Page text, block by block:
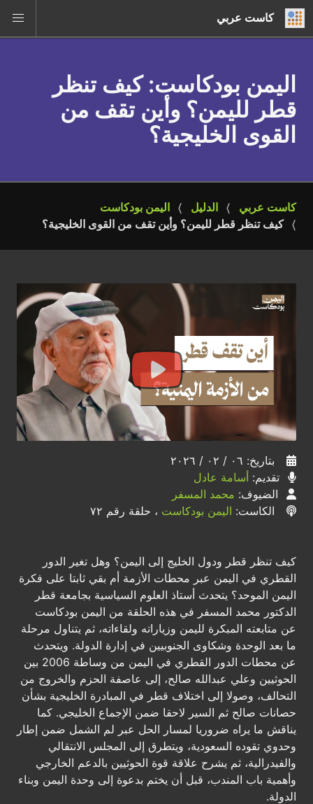
كاست عربي
اليمن بودكاست: كيف تنظر
قطر لليمن؟ وأين تقف من
القوى الخليجية؟
كاست عربي الدليل
اليمن بودكاست
كيف تنظر قطر لليمن؟ وأين تقف من القوى الخليجية؟
بتاريخ: ٠٦ / ٠٢ / ٢٠٢٦
تقديم: أسامة عادل
الضيوف: محمد المسفر
الكاست: اليمن بودكاست ، حلقة رقم ٧٢
كيف تنظر قطر ودول الخليج إلى اليمن؟ وهل تغير الدور
القطري في اليمن عبر محطات الأزمة أم بقي ثابتا على فكرة
اليمن الموحد؟ يتحدث أستاذ العلوم السياسية بجامعة قطر
الدكتور محمد المسفر في هذه الحلقة من اليمن بودكاست
عن متابعته المبكرة لليمن وزياراته ولقاءاته، ثم يتناول مرحلة
ما بعد الوحدة وشكاوى الجنوبيين في إدارة الدولة. ويتحدث
عن محطات الدور القطري في اليمن من وساطة 2006 بين
الحوثيين وعلي عبدالله صالح، إلى عاصفة الحزم والخروج من
التحالف، وصولا إلى اختلاف قطر في المبادرة الخليجية بشأن
حصانات صالح ثم السير لاحقا ضمن الإجماع الخليجي. كما
يناقش ما يراه ضروريا لمسار الحل عبر لم الشمل ضمن إطار
وحدوي تقوده السعودية، ويتطرق إلى المجلس الانتقالي
والفيدرالية، ثم يشرح علاقة قوة الحوثيين بالدعم الخارجي
وأهمية باب المندب، قبل أن يختم بدعوة إلى وحدة اليمن وبناء
الدولة.